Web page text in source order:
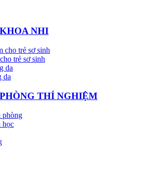
NHI
cho trẻ sơ sinh
trẻ sơ sinh
da
da
THÍ NGHIỆM
phòng
học